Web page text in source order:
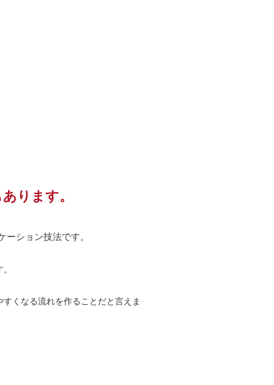
ります。
ション技法です。
くなる流れを作ることだと言えま